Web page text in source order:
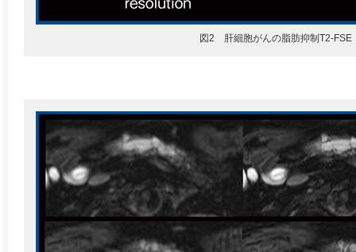
図2 肝細胞がんの脂肪抑制T2-FSE